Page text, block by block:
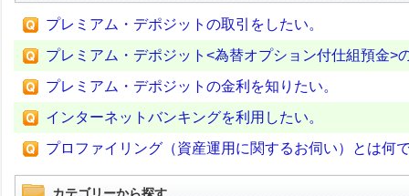
プレミアム・デポジットの取引をしたい。
プレミアム・デポジット<為替オプション付仕組預金>
プレミアム・デポジットの金利を知りたい。
インターネットバンキングを利用したい。
プロファイリング（資産運用に関するお伺い）とは何
カテゴリーから探す